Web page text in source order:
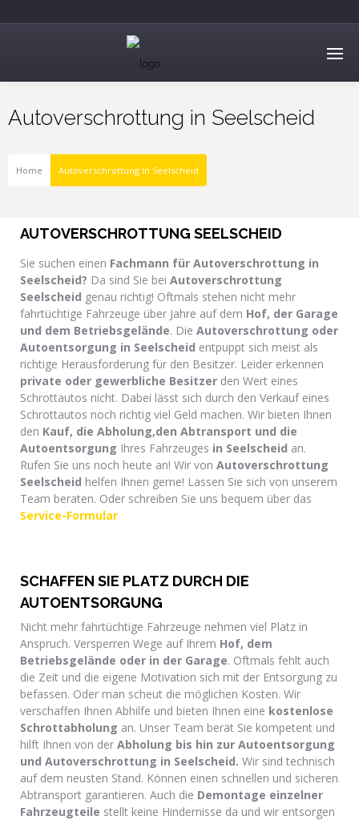
Autoverschrottung in Seelscheid
Home Autoverschrottung In Seelscheid
AUTOVERSCHROTTUNG SEELSCHEID
Sie suchen einen Fachmann für Autoverschrottung in
Seelscheid? Da sind Sie bei Autoverschrottung
Seelscheid genau richtig! Oftmals stehen nicht mehr
fahrtüchtige Fahrzeuge über Jahre auf dem Hof, der Garage
und dem Betriebsgelände. Die Autoverschrottung oder
Autoentsorgung in Seelscheid entpuppt sich meist als
richtige Herausforderung für den Besitzer. Leider erkennen
private oder gewerbliche Besitzer den Wert eines
Schrottautos nicht. Dabei lässt sich durch den Verkauf eines
Schrottautos noch richtig viel Geld machen. Wir bieten Ihnen
den Kauf, die Abholung,den Abtransport und die
Autoentsorgung Ihres Fahrzeuges in Seelscheid an.
Rufen Sie uns noch heute an! Wir von Autoverschrottung
Seelscheid helfen Ihnen gerne! Lassen Sie sich von unserem
Team beraten. Oder schreiben Sie uns bequem über das
Service-Formular
SCHAFFEN SIE PLATZ DURCH DIE
AUTOENTSORGUNG
Nicht mehr fahrtüchtige Fahrzeuge nehmen viel Platz in
Anspruch. Versperren Wege auf Ihrem Hof, dem
Betriebsgelände oder in der Garage. Oftmals fehlt auch
die Zeit und die eigene Motivation sich mit der Entsorgung zu
befassen. Oder man scheut die möglichen Kosten. Wir
verschaffen Ihnen Abhilfe und bieten Ihnen eine kostenlose
Schrottabholung an. Unser Team berät Sie kompetent und
hilft Ihnen von der Abholung bis hin zur Autoentsorgung
und Autoverschrottung in Seelscheid. Wir sind technisch
auf dem neusten Stand. Können einen schnellen und sicheren
Abtransport garantieren. Auch die Demontage einzelner
Fahrzeugteile stellt keine Hindernisse da und wir entsorgen